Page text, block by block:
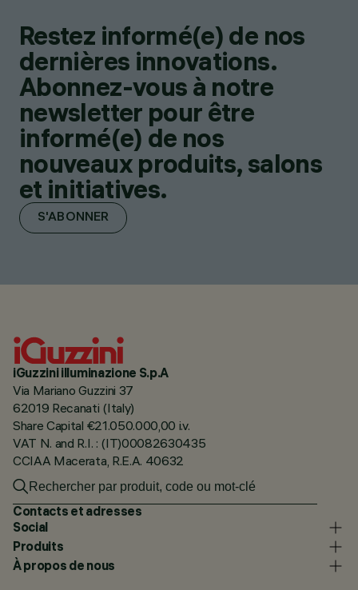
Restez informé(e) de nos
dernières innovations.
Abonnez-vous à notre
newsletter pour être
informé(e) de nos
nouveaux produits, salons
et initiatives.
S'ABONNER
iGuzzini illuminazione S.p.A
Via Mariano Guzzini 37
62019 Recanati (Italy)
Share Capital €21.050.000,00 i.v.
VAT N. and R.I. : (IT)00082630435
CCIAA Macerata, R.E.A. 40632
Contacts et adresses
Social
Produits
À propos de nous